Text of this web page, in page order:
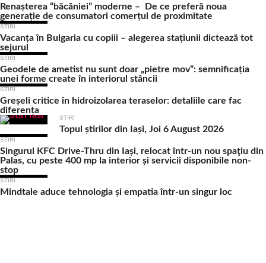
Renașterea “băcăniei” moderne – De ce preferă noua
generație de consumatori comerțul de proximitate
STIRI
Vacanța în Bulgaria cu copiii – alegerea stațiunii dictează tot
sejurul
STIRI
Geodele de ametist nu sunt doar „pietre mov”: semnificația
unei forme create în interiorul stâncii
STIRI
Greșeli critice în hidroizolarea teraselor: detaliile care fac
diferența
STIRI
Topul știrilor din Iași, Joi 6 August 2026
STIRI
Singurul KFC Drive-Thru din Iași, relocat într-un nou spaţiu din
Palas, cu peste 400 mp la interior și servicii disponibile non-
stop
STIRI
Mindtale aduce tehnologia și empatia într-un singur loc